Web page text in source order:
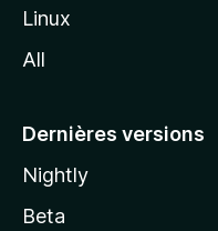
l
Linux
All
Dernières versions
Nightly
Beta